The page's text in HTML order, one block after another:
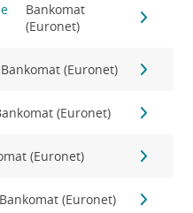
Bankomat
(Euronet)
Bankomat (Euronet)
(Euronet)
(Euronet)
Bankomat (Euronet)